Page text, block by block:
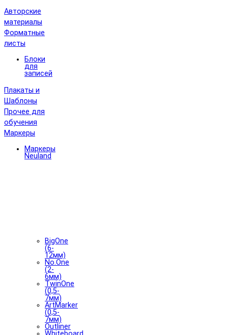
Авторские
материалы
Форматные
листы
Блоки
для
записей
Плакаты и
Шаблоны
Прочее для
обучения
Маркеры
Маркеры
Neuland
BigOne
(6-
12мм)
No.One
(2-
6мм)
TwinOne
(0,5-
7мм)
ArtMarker
(0,5-
7мм)
Outliner